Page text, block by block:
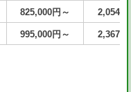
825,000円～
995,000円～